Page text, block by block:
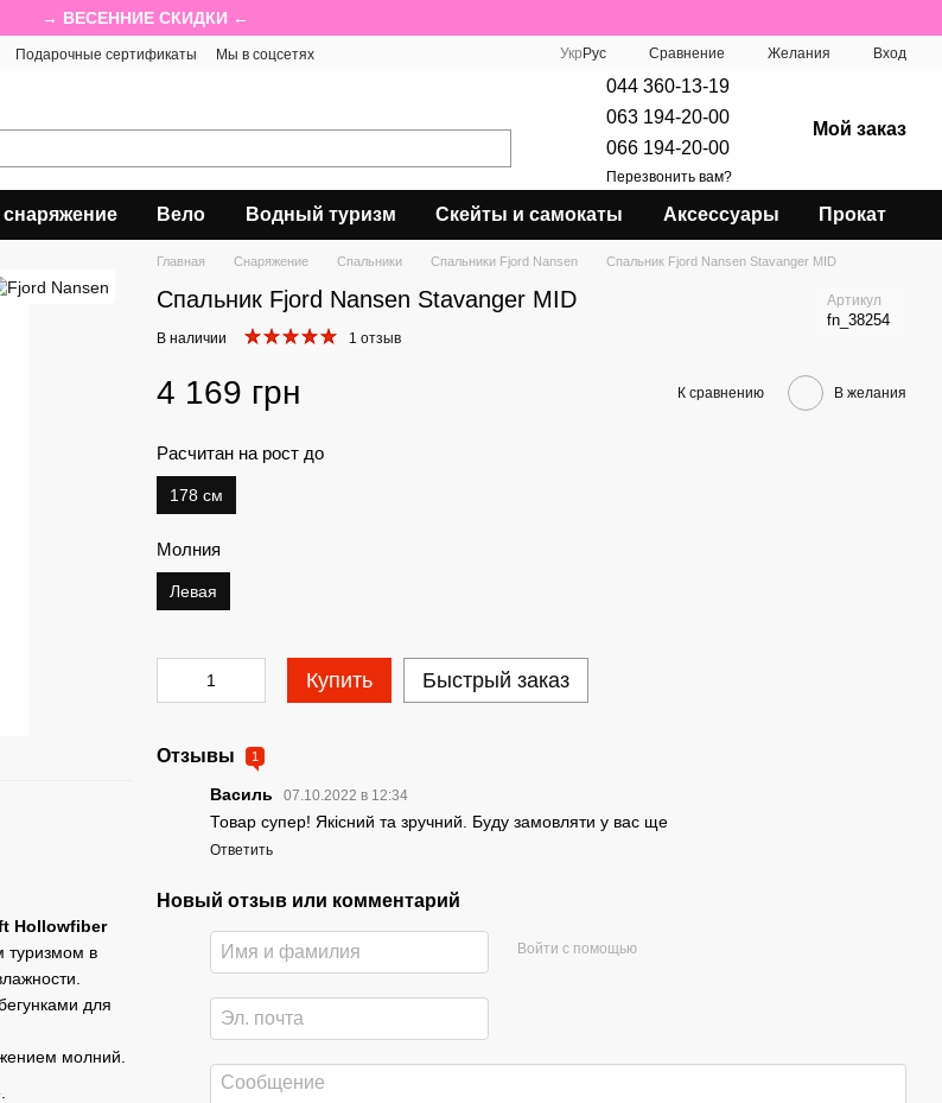
→ ВЕСЕННИЕ СКИДКИ ←
Подарочные сертификаты
Мы в соцсетях
Укр Рус Сравнение Желания Вход
044 360-13-19
063 194-20-00
066 194-20-00
Перезвонить вам?
Мой заказ
снаряжение Вело Водный туризм Скейты и самокаты Аксессуары Прокат
Hollowfiber
туризмом в
для
молний.
Главная Снаряжение Спальники Спальники Fjord Nansen Спальник Fjord Nansen Stavanger MID
Спальник Fjord Nansen Stavanger MID Артикул
fn_38254
В наличии 1 отзыв
4 169 грн К сравнению В желания
Расчитан на рост до
178 см
Молния
Левая
Купить Быстрый заказ
Отзывы 1
Василь 07.10.2022 в 12:34
Товар супер! Якісний та зручний. Буду замовляти у вас ще
Ответить
Новый отзыв или комментарий
Войти с помощью